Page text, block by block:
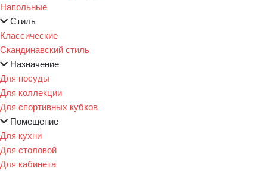
Напольные
Стиль
Классические
Скандинавский стиль
Назначение
Для посуды
Для коллекции
Для спортивных кубков
Помещение
Для кухни
Для столовой
Для кабинета